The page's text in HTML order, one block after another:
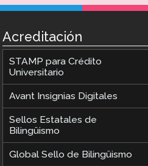
Acreditación
STAMP para Crédito
Universitario
Avant Insignias Digitales
Sellos Estatales de
Bilingüismo
Global Sello de Bilingüismo